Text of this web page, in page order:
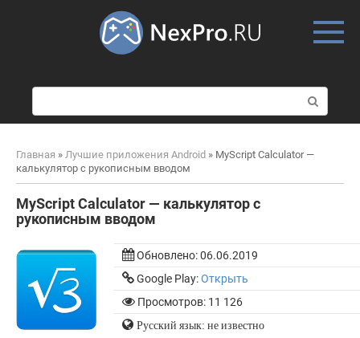
о
и
к
Главная » Лучшие приложения Android » MyScript Calculator —
калькулятор с рукописным вводом
MyScript Calculator — калькулятор с
рукописным вводом
Обновлено:06.06.2019
Google Play:Открыть
Просмотров: 11 126
Русский язык: не известно